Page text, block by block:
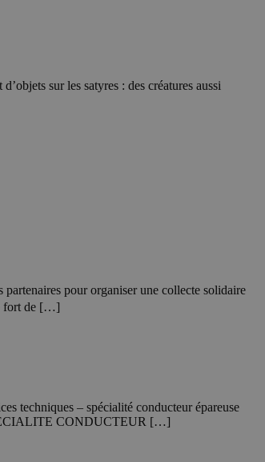
sur les satyres : des créatures aussi
pour organiser une collecte solidaire
fort de […]
techniques – spécialité conducteur épareuse
CONDUCTEUR […]